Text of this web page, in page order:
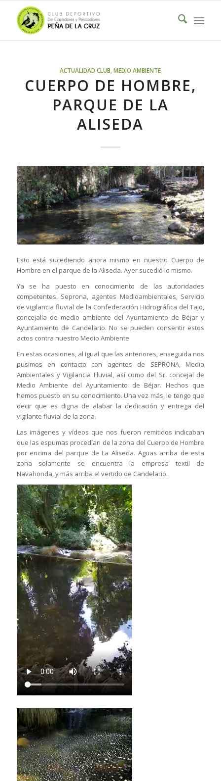
ACTUALIDAD CLUB ,MEDIO AMBIENTE
CUERPO DE HOMBRE,
PARQUE DE LA
ALISEDA
Esto está sucediendo ahora mismo en nuestro Cuerpo de
Hombre en el parque de la Aliseda. Ayer sucedió lo mismo.
Ya se ha puesto en conocimiento de las autoridades
competentes. Seprona, agentes Medioambientales, Servicio
de vigilancia fluvial de la Confederación Hidrográfica del Tajo,
concejalía de medio ambiente del Ayuntamiento de Béjar y
Ayuntamiento de Candelario. No se pueden consentir estos
actos contra nuestro Medio Ambiente
En estas ocasiones, al igual que las anteriores, enseguida nos
pusimos en contacto con agentes de SEPRONA, Medio
Ambientales y Vigilancia Fluvial, así como del Sr. concejal de
Medio Ambiente del Ayuntamiento de Béjar. Hechos que
hemos puesto en su conocimiento. Una vez más, le tengo que
decir que es digna de alabar la dedicación y entrega del
vigilante fluvial de la zona.
Las imágenes y vídeos que nos fueron remitidos indicaban
que las espumas procedían de la zona del Cuerpo de Hombre
por encima del parque de La Aliseda. Aguas arriba de esta
zona solamente se encuentra la empresa textil de
Navahonda, y más arriba el vertido de Candelario.